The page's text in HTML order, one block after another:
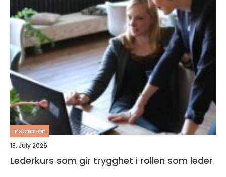
inspiration
18. July 2026
Lederkurs som gir trygghet i rollen som leder